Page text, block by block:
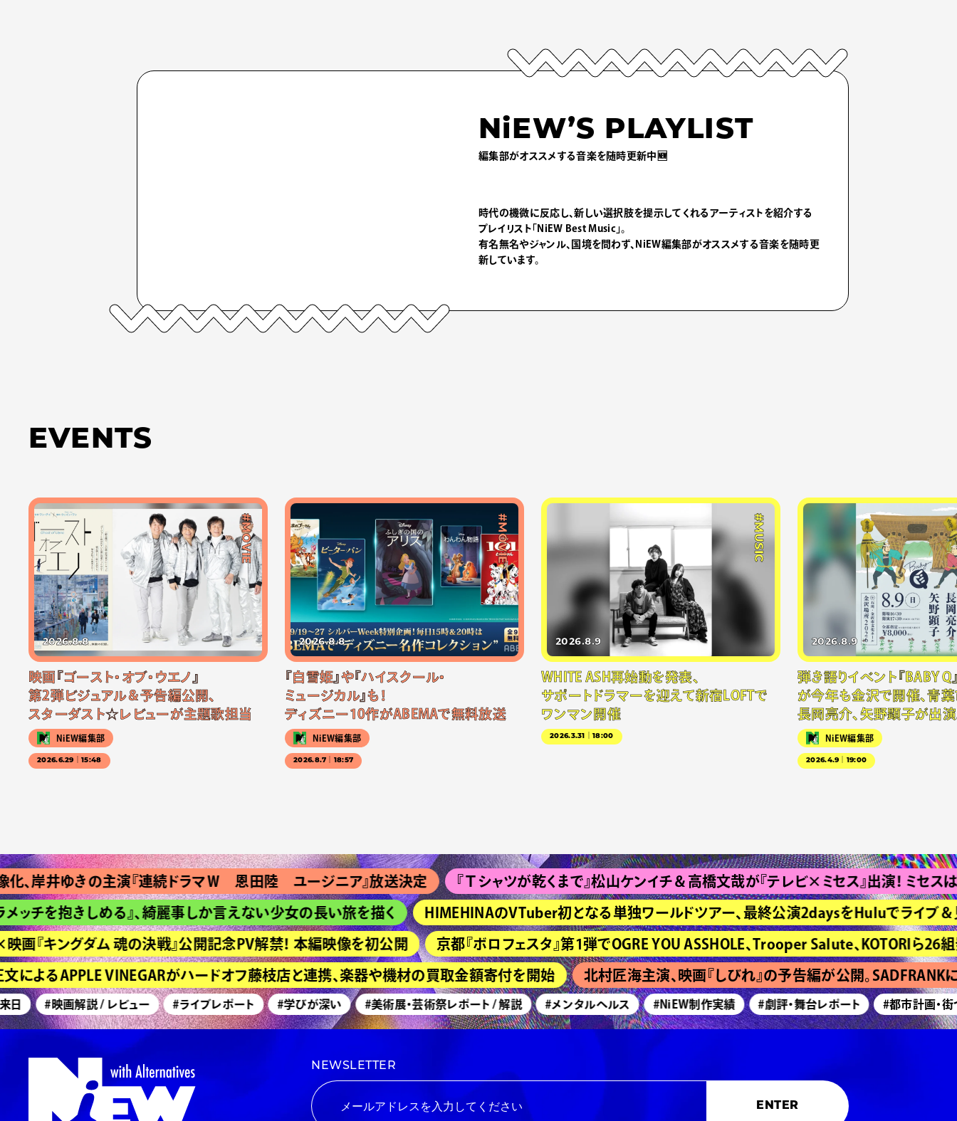
NiEW’S PLAYLIST
編集部がオススメする音楽を随時更新中🆕
時代の機微に反応し、新しい選択肢を提示してくれるアーティストを紹介する
プレイリスト「NiEW Best Music」。
有名無名やジャンル、国境を問わず、NiEW編集部がオススメする音楽を随時更
新しています。
EVENTS
#MOVIE
2026.8.8
映画『ゴースト・オブ・ウエノ』
第2弾ビジュアル＆予告編公開、
スターダスト☆レビューが主題歌担当
NiEW編集部
2026.6.29｜15:48
#MOVIE
2026.8.8
『白雪姫』や『ハイスクール・
ミュージカル』も！
ディズニー10作がABEMAで無料放送
NiEW編集部
2026.8.7｜18:57
#MUSIC
2026.8.9
WHITE ASH再始動を発表、
サポートドラマーを迎えて新宿LOFTで
ワンマン開催
2026.3.31｜18:00
2026.8.9
弾き語りイベント『BABY Q
が今年も金沢で開催、青葉
長岡亮介、矢野顕子が出演
NiEW編集部
2026.4.9｜19:00
岸井ゆきの主演『連続ドラマＷ 恩田陸 ユージニア』放送決定 『Ｔシャツが乾くまで』松山ケンイチ＆高橋文哉が『テレビ×ミセス』出演！ ミセスは
チを抱きしめる』、綺麗事しか言えない少女の長い旅を描く HIMEHINAのVTuber初となる単独ワールドツアー、最終公演2daysをHuluでライブ＆見
キングダム 魂の決戦』公開記念PV解禁！ 本編映像を初公開 京都『ボロフェスタ』第1弾でOGRE YOU ASSHOLE、Trooper Salute、KOTORIら26組発
よるAPPLE VINEGARがハードオフ藤枝店と連携、楽器や機材の買取金額寄付を開始 北村匠海主演、映画『しびれ』の予告編が公開。SADFRANKに
#映画解説 / レビュー #ライブレポート #学びが深い #美術展・芸術祭レポート / 解説 #メンタルヘルス #NiEW制作実績 #劇評・舞台レポート #都市計画・街づく
NEWSLETTER
ENTER